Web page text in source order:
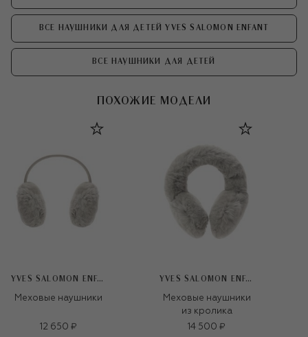
ВСЕ НАУШНИКИ ДЛЯ ДЕТЕЙ YVES SALOMON ENFANT
ВСЕ НАУШНИКИ ДЛЯ ДЕТЕЙ
ПОХОЖИЕ МОДЕЛИ
YVES SALOMON ENFANT
Меховые наушники
12 650 ₽
YVES SALOMON ENFANT
Меховые наушники
из кролика
14 500 ₽